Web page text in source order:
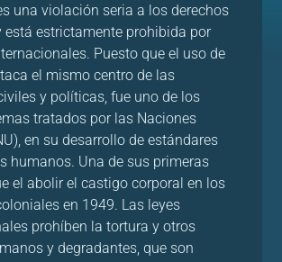
una violación seria a los derechos
está estrictamente prohibida por
Puesto que el uso de
el mismo centro de las
y políticas, fue uno de los
tratados por las Naciones
en su desarrollo de estándares
humanos. Una de sus primeras
el abolir el castigo corporal en los
en 1949. Las leyes
prohíben la tortura y otros
y degradantes, que son